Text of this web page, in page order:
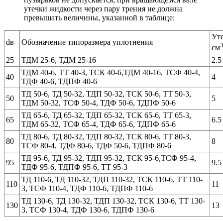
утечки жидкости через пару трения не должна
превышать величины, указанной в таблице:
dв Обозначение типоразмера уплотнения
см3
25 ТДМ 25-6, ТДМ 25-16
2.5
40
ТДМ 40-6, ТТ 40-3, ТСК 40-6,ТДМ 40-16, ТСФ 40-4,
ТДФ 40-6, ТДПФ 40-6
4
50
ТД 50-6, ТД 50-32, ТДП 50-32, ТСК 50-6, ТТ 50-3,
ТДМ 50-32, ТСФ 50-4, ТДФ 50-6, ТДПФ 50-6
5
65
ТД 65-6, ТД 65-32, ТДП 65-32, ТСК 65-6, ТТ 65-3,
ТДМ 65-32, ТСФ 65-4, ТДФ 65-6, ТДПФ 65-6
6.5
80
ТД 80-6, ТД 80-32, ТДП 80-32, ТСК 80-6, ТТ 80-3,
ТСФ 80-4, ТДФ 80-6, ТДФ 50-6, ТДПФ 80-6
8
95
ТД 95-6, ТД 95-32, ТДП 95-32, ТСК 95-6,ТСФ 95-4,
ТДФ 95-6, ТДПФ 95-6, ТТ 95-3
9.5
110
ТД 110-6, ТД 110-32, ТДП 110-32, ТСК 110-6, ТТ 110-
3, ТСФ 110-4, ТДФ 110-6, ТДПФ 110-6
11
130
ТД 130-6, ТД 130-32, ТДП 130-32, ТСК 130-6, ТТ 130-
3, ТСФ 130-4, ТДФ 130-6, ТДПФ 130-6
13